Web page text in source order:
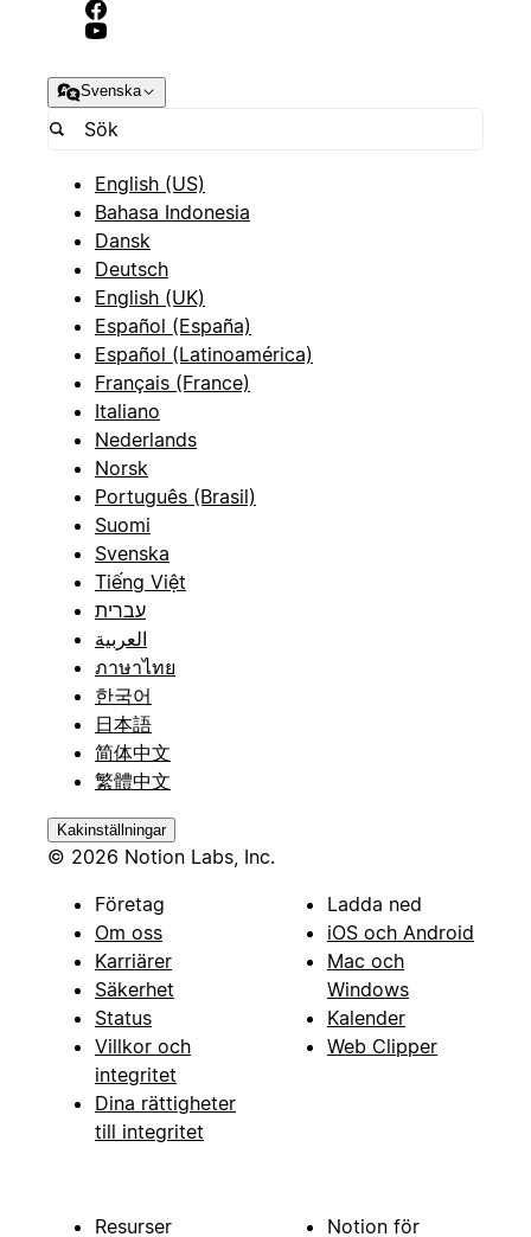
Svenska
English (US)
Bahasa Indonesia
Dansk
Deutsch
English (UK)
Español (España)
Español (Latinoamérica)
Français (France)
Italiano
Nederlands
Norsk
Português (Brasil)
Suomi
Svenska
Tiếng Việt
עברית
العربية
ภาษาไทย
한국어
日本語
简体中文
繁體中文
Kakinställningar
© 2026 Notion Labs, Inc.
Företag
Om oss
Karriärer
Säkerhet
Status
Villkor och
integritet
Dina rättigheter
till integritet
Ladda ned
iOS och Android
Mac och
Windows
Kalender
Web Clipper
Resurser Notion för